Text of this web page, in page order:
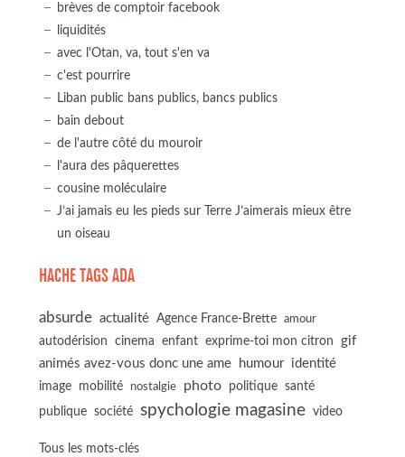
brèves de comptoir facebook
liquidités
avec l'Otan, va, tout s'en va
c'est pourrire
Liban public bans publics, bancs publics
bain debout
de l'autre côté du mouroir
l'aura des pâquerettes
cousine moléculaire
J’ai jamais eu les pieds sur Terre J’aimerais mieux être
un oiseau
HACHE TAGS ADA
absurde actualité Agence France-Brette amour
autodérision cinema enfant exprime-toi mon citron
gif
animés avez-vous donc une ame
humour identité
image mobilité nostalgie photo politique
santé
publique
société spychologie magasine video
Tous les mots-clés